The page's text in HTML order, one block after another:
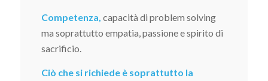
Competenza, capacità di problem solving
ma soprattutto empatia, passione e spirito di
sacrificio.
Ciò che si richiede è soprattutto la